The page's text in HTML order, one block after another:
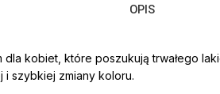
OPIS
kobiet, które poszukują trwałego
i szybkiej zmiany koloru.